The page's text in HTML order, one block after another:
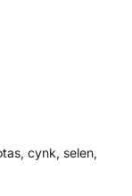
cynk, selen,